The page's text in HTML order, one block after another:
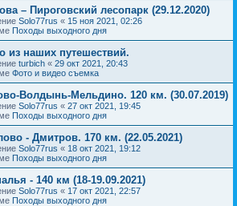
– Пироговский лесопарк (29.12.2020)
Solo77rus « 15 ноя 2021, 02:26
Походы выходного дня
из наших путешествий.
turbich « 29 окт 2021, 20:43
Фото и видео съемка
Волдынь-Мельдино. 120 км. (30.07.2019)
Solo77rus « 27 окт 2021, 19:45
Походы выходного дня
- Дмитров. 170 км. (22.05.2021)
Solo77rus « 18 окт 2021, 19:12
Походы выходного дня
- 140 км (18-19.09.2021)
Solo77rus « 17 окт 2021, 22:57
Походы выходного дня